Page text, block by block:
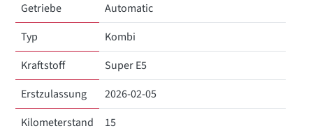
Getriebe
Automatic
Typ
Kombi
Kraftstoff
Super E5
Erstzulassung
2026-02-05
Kilometerstand
15